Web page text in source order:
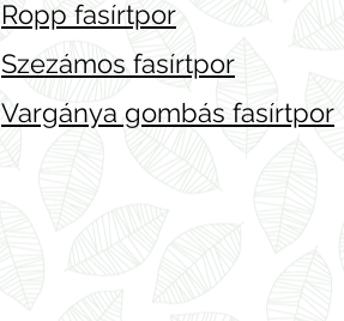
Ropp fasírtpor
Szezámos fasírtpor
Vargánya gombás fasírtpor